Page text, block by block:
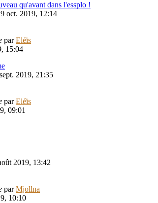
qu'avant dans l'essplo !
oct. 2019, 12:14
parEléïs
15:04
2019, 21:35
parEléïs
09:01
2019, 13:42
parMjollna
10:10